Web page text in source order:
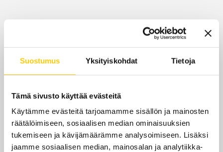
Suostumus Yksityiskohdat Tietoja
Tämä sivusto käyttää evästeitä
Käytämme evästeitä tarjoamamme sisällön ja mainosten
räätälöimiseen, sosiaalisen median ominaisuuksien
tukemiseen ja kävijämäärämme analysoimiseen. Lisäksi
jaamme sosiaalisen median, mainosalan ja analytiikka-
ma-su
Tilauksella
Yhteystiedot
Annacarin.fi
karinruusu@gmail.com